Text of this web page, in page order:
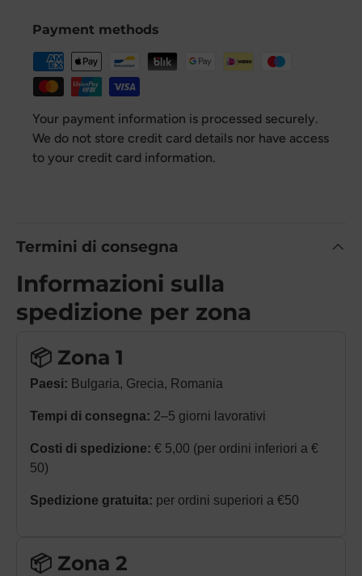
Payment methods
Your payment information is processed securely.
We do not store credit card details nor have access
to your credit card information.
Termini di consegna
Informazioni sulla
spedizione per zona
📦 Zona 1
Paesi: Bulgaria, Grecia, Romania
Tempi di consegna: 2–5 giorni lavorativi
Costi di spedizione: € 5,00 (per ordini inferiori a €
50)
Spedizione gratuita: per ordini superiori a €50
📦 Zona 2